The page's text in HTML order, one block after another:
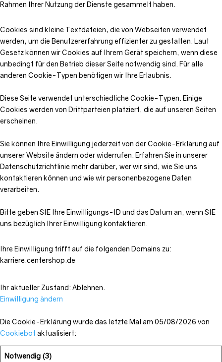
Rahmen Ihrer Nutzung der Dienste gesammelt haben.
Cookies sind kleine Textdateien, die von Webseiten verwendet
werden, um die Benutzererfahrung effizienter zu gestalten. Laut
Gesetz können wir Cookies auf Ihrem Gerät speichern, wenn diese
unbedingt für den Betrieb dieser Seite notwendig sind. Für alle
anderen Cookie-Typen benötigen wir Ihre Erlaubnis.
Diese Seite verwendet unterschiedliche Cookie-Typen. Einige
Cookies werden von Drittparteien platziert, die auf unseren Seiten
erscheinen.
Sie können Ihre Einwilligung jederzeit von der Cookie-Erklärung auf
unserer Website ändern oder widerrufen. Erfahren Sie in unserer
Datenschutzrichtlinie mehr darüber, wer wir sind, wie Sie uns
kontaktieren können und wie wir personenbezogene Daten
verarbeiten.
Bitte geben SIE Ihre Einwilligungs-ID und das Datum an, wenn SIE
uns bezüglich Ihrer Einwilligung kontaktieren.
Ihre Einwilligung trifft auf die folgenden Domains zu:
karriere.centershop.de
Ihr aktueller Zustand: Ablehnen.
Einwilligung ändern
Die Cookie-Erklärung wurde das letzte Mal am 05/08/2026 von
Cookiebot aktualisiert:
Notwendig (3)